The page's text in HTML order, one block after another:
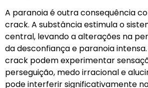
A paranoia é outra consequência
crack. A substância estimula o
central, levando a alterações na
da desconfiança e paranoia intensa.
crack podem experimentar
perseguição, medo irracional e
pode interferir significativamente